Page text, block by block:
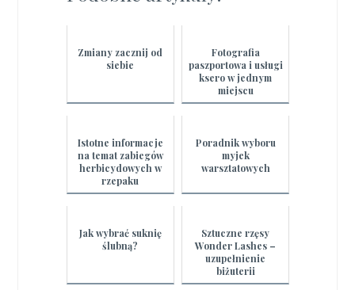
Zmiany zacznij od
siebie
Fotografia
paszportowa i usługi
ksero w jednym
miejscu
Istotne informacje
na temat zabiegów
herbicydowych w
rzepaku
Poradnik wyboru
myjek
warsztatowych
Jak wybrać suknię
ślubną?
Sztuczne rzęsy
Wonder Lashes –
uzupełnienie
biżuterii